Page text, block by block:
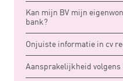
Kan mijn BV mijn
bank?
Onjuiste informatie in cv
Aansprakelijkheid